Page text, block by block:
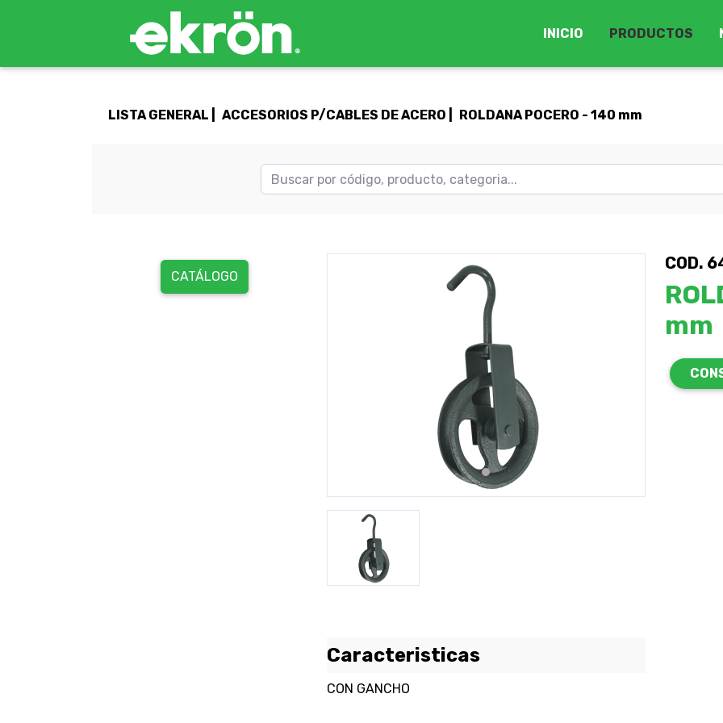
INICIO PRODUCTOS
LISTA GENERAL | ACCESORIOS P/CABLES DE ACERO | ROLDANA POCERO - 140 mm
CATÁLOGO
COD.
mm
Caracteristicas
CON GANCHO